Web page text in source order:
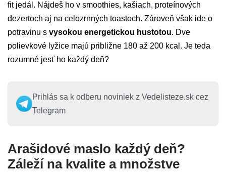
fit jedál. Nájdeš ho v smoothies, kašiach, proteínových
dezertoch aj na celozrnných toastoch. Zároveň však ide o
potravinu s vysokou energetickou hustotou. Dve
polievkové lyžice majú približne 180 až 200 kcal. Je teda
rozumné jesť ho každý deň?
Prihlás sa k odberu noviniek z Vedelisteze.sk cez
Telegram
Arašidové maslo každý deň?
Záleží na kvalite a množstve